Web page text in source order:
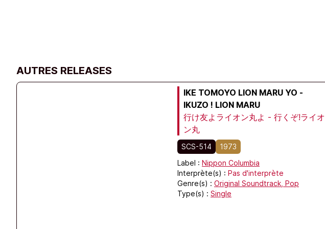
AUTRES RELEASES
IKE TOMOYO LION MARU YO -
IKUZO ! LION MARU
行け友よライオン丸よ - 行くぞ!ライオ
ン丸
SCS-514
1973
Label : Nippon Columbia
Interprète(s) : Pas d'interprète
Genre(s) : Original Soundtrack, Pop
Type(s) : Single